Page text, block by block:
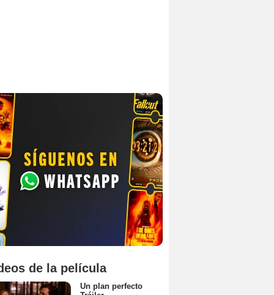
de la película
Un plan perfecto